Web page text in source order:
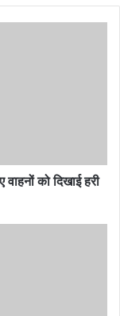
को दिखाई हरी